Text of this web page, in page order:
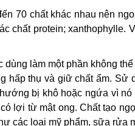
70 chất khác nhau nên
chất protein; xanthophylle.
dùng làm một phần không
hấp thụ và giữ chất ẩm.
bị khô hoặc ngứa vì
lợi từ mật ong. Chất tạo
các loại mỹ phẩm, sữa rửa